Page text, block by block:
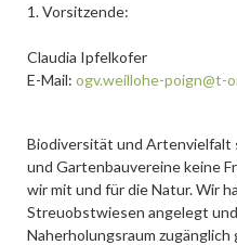
1. Vorsitzende:
Claudia Ipfelkofer
E-Mail: ogv.weillohe-poign@t-
Biodiversität und Artenvielfalt
und Gartenbauvereine keine
wir mit und für die Natur. Wir
Streuobstwiesen angelegt
Naherholungsraum